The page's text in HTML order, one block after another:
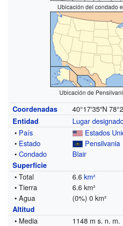
Ubicación del condado
Ubicación de
Coordenadas 40°17′35″N
Entidad
Lugar
• País
Estados
• Estado
Pensilvania
•Condado Blair
Superficie
• Total 6.6km²
• Tierra
6.6 km²
• Agua
(0%) 0 km²
Altitud
• Media 1148 m s. n. m.